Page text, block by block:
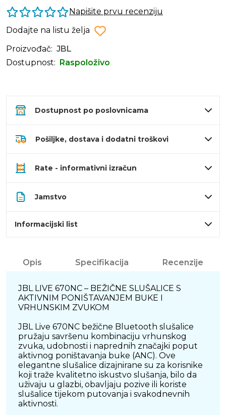
Napišite prvu recenziju
Dodajte na listu želja
Proizvođač: JBL
Dostupnost:
Raspoloživo
Dostupnost po poslovnicama
Pošiljke, dostava i dodatni troškovi
Rate - informativni izračun
Jamstvo
Informacijski list
Opis Specifikacija Recenzije
JBL LIVE 670NC – BEŽIČNE SLUŠALICE S
AKTIVNIM PONIŠTAVANJEM BUKE I
VRHUNSKIM ZVUKOM
JBL Live 670NC bežične Bluetooth slušalice
pružaju savršenu kombinaciju vrhunskog
zvuka, udobnosti i naprednih značajki poput
aktivnog poništavanja buke (ANC). Ove
elegantne slušalice dizajnirane su za korisnike
koji traže kvalitetno iskustvo slušanja, bilo da
uživaju u glazbi, obavljaju pozive ili koriste
slušalice tijekom putovanja i svakodnevnih
aktivnosti.